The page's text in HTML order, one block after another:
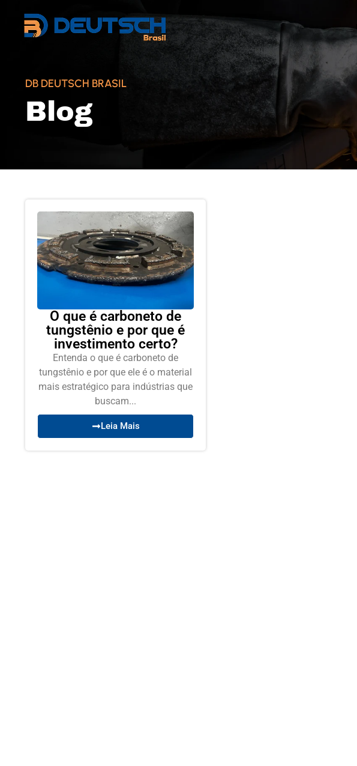
DB DEUTSCH BRASIL
Blog
O que é carboneto de
tungstênio e por que é
investimento certo?
Entenda o que é carboneto de
tungstênio e por que ele é o material
mais estratégico para indústrias que
buscam...
Leia Mais